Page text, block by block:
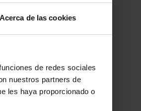
Acerca de las cookies
de redes sociales
nuestros partners de
les haya proporcionado o
traducido a
, lengua
traducido a
, lengua